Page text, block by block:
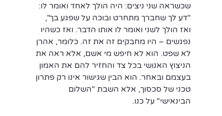
שכשראה שני ניצים: היה הולך לאחד ואומר לו:
"דע לך שחברך מתחרט ובוכה על שפגע בך",
ואז הולך לשני ואומר לו אותו הדבר. ואז כשהיו
נפגשים – היו מחבקים זה את זה. כלומר, אהרן
לא שפט. הוא לא חיפש מי אשם, אלא ראה את
הניצוץ האנושי בכל צד והחזיר להם את האמון
בעצמם ובאחר. הוא הבין שגישור אינו רק פתרון
טכני של סכסוך, אלא השבת "השלום
הבינאישי" על כנו.